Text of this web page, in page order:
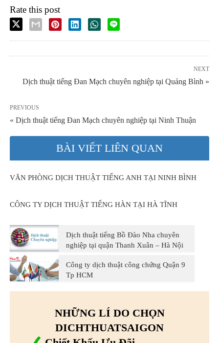
Rate this post
NEXT
Dịch thuật tiếng Đan Mạch chuyên nghiệp tại Quảng Bình »
PREVIOUS
« Dịch thuật tiếng Đan Mạch chuyên nghiệp tại Ninh Thuận
BÀI VIẾT LIÊN QUAN
VĂN PHÒNG DỊCH THUẬT TIẾNG ANH TẠI NINH BÌNH
CÔNG TY DỊCH THUẬT TIẾNG HÀN TẠI HÀ TĨNH
Dịch thuật tiếng Bồ Đào Nha chuyên
nghiệp tại quận Thanh Xuân – Hà Nội
Công ty dịch thuật công chứng Quận 9
Tp HCM
NHỮNG LÍ DO CHỌN
DICHTHUATSAIGON